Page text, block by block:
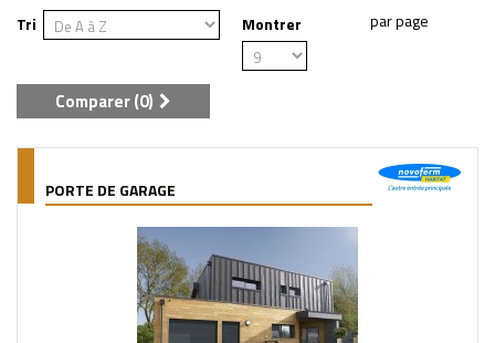
Tri
Montrer
Comparer (0)
PORTE DE GARAGE